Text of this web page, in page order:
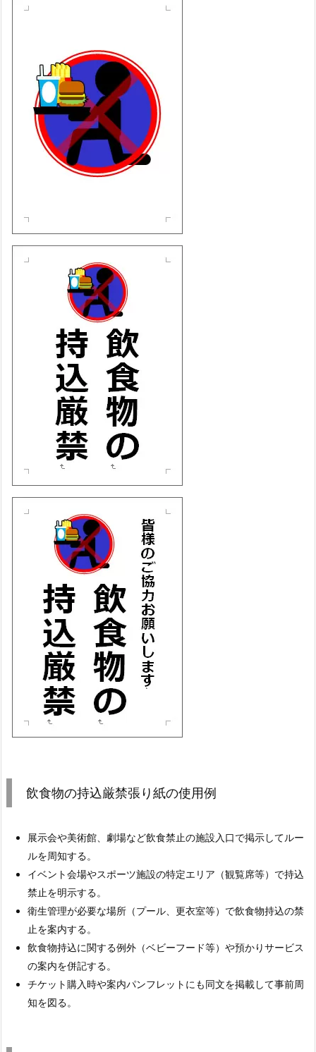
飲食物の持込厳禁張り紙の使用例
展示会や美術館、劇場など飲食禁止の施設入口で掲示してルー
ルを周知する。
イベント会場やスポーツ施設の特定エリア（観覧席等）で持込
禁止を明示する。
衛生管理が必要な場所（プール、更衣室等）で飲食物持込の禁
止を案内する。
飲食物持込に関する例外（ベビーフード等）や預かりサービス
の案内を併記する。
チケット購入時や案内パンフレットにも同文を掲載して事前周
知を図る。